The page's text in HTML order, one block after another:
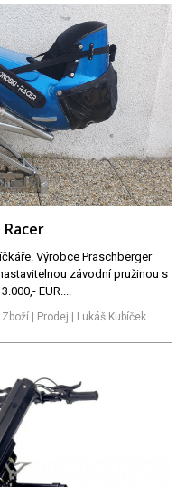
Výrobce Praschberger
závodní pružinou s
EUR....
| Prodej | Lukáš Kubíček